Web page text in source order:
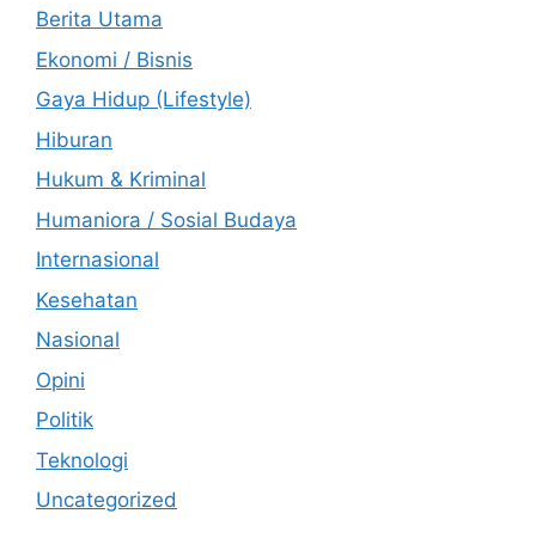
Berita Utama
Ekonomi / Bisnis
Gaya Hidup (Lifestyle)
Hiburan
Hukum & Kriminal
Humaniora / Sosial Budaya
Internasional
Kesehatan
Nasional
Opini
Politik
Teknologi
Uncategorized